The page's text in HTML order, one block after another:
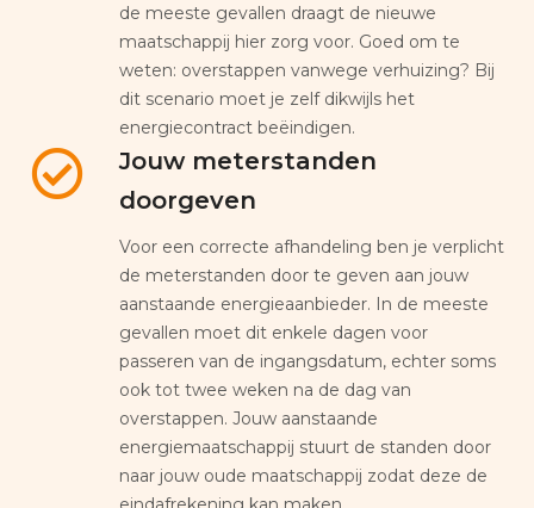
de meeste gevallen draagt de nieuwe
maatschappij hier zorg voor. Goed om te
weten: overstappen vanwege verhuizing? Bij
dit scenario moet je zelf dikwijls het
energiecontract beëindigen.
Jouw meterstanden
doorgeven
Voor een correcte afhandeling ben je verplicht
de meterstanden door te geven aan jouw
aanstaande energieaanbieder. In de meeste
gevallen moet dit enkele dagen voor
passeren van de ingangsdatum, echter soms
ook tot twee weken na de dag van
overstappen. Jouw aanstaande
energiemaatschappij stuurt de standen door
naar jouw oude maatschappij zodat deze de